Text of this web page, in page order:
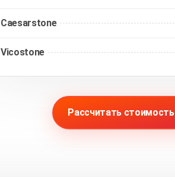
Caesarstone
Vicostone
Рассчитать стоимость